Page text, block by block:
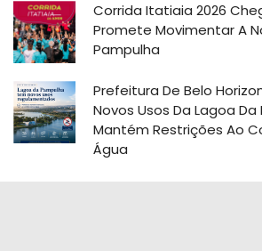
Corrida Itatiaia 2026
Promete Movimentar A
Pampulha
Prefeitura De Belo
Novos Usos Da Lagoa Da
Mantém Restrições Ao
Água